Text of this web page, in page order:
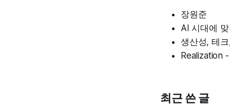
장원준
AI 시대에
생산성, 테
Realization
최근 쓴 글